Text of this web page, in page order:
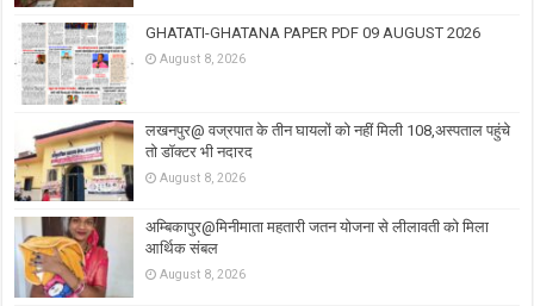
GHATATI-GHATANA PAPER PDF 09 AUGUST 2026
August 8, 2026
लखनपुर@ वज्रपात के तीन घायलों को नहीं मिली 108,अस्पताल पहुंचे
तो डॉक्टर भी नदारद
August 8, 2026
अम्बिकापुर@मिनीमाता महतारी जतन योजना से लीलावती को मिला
आर्थिक संबल
August 8, 2026